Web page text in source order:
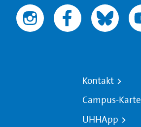
Kontakt
Campus-Karte
UHHApp